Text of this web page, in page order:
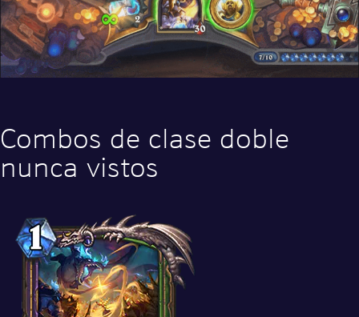
Combos de clase doble
nunca vistos